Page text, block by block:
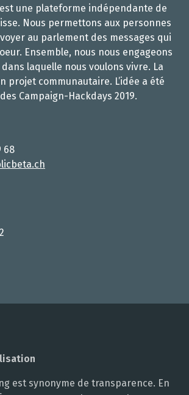
une plateforme indépendante de
Nous permettons aux personnes
au parlement des messages qui
Ensemble, nous nous engageons
laquelle nous voulons vivre. La
projet communautaire. L’idée a été
Campaign-Hackdays 2019.
68
est synonyme de transparence. En